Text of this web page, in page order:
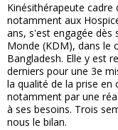
Kinésithérapeute
notamment aux
ans, s'est engagée dès
Monde (KDM), dans le
Bangladesh. Elle y est
derniers pour une 3e
la qualité de la prise en
notamment par une
à ses besoins. Trois
nous le bilan.